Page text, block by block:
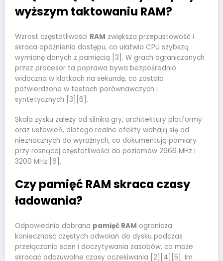
wyższym taktowaniu RAM?
Wzrost częstotliwości RAM zwiększa przepustowość i
skraca opóźnienia dostępu, co ułatwia CPU szybszą
wymianę danych z pamięcią [3]. W grach ograniczanych
przez procesor ta poprawa bywa bezpośrednio
widoczna w klatkach na sekundę, co zostało
potwierdzone w testach porównawczych i
syntetycznych [3][6].
Skala zysku zależy od silnika gry, architektury platformy
oraz ustawień, dlatego realne efekty wahają się od
nieznacznych do wyraźnych, co dokumentują pomiary
przy rosnącej częstotliwości do poziomów 2666 MHz i
3200 MHz [6].
Czy pamięć RAM skraca czasy
ładowania?
Odpowiednio dobrana pamięć RAM ogranicza
konieczność częstych odwołań do dysku podczas
przełączania scen i doczytywania zasobów, co może
skracać odczuwalne czasy oczekiwania [2][4][5]. Im